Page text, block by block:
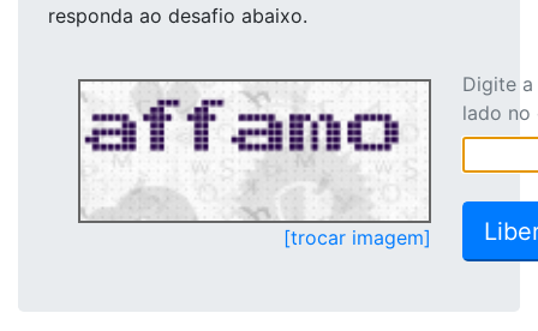
responda ao desafio abaixo.
[trocar imagem]
Digite
lado no